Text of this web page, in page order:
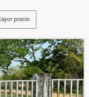
precio